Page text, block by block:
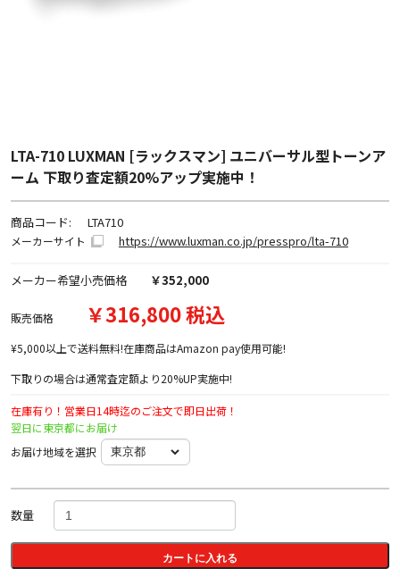
LTA-710 LUXMAN [ラックスマン] ユニバーサル型トーンア
ーム 下取り査定額20%アップ実施中！
商品コード: LTA710
メーカーサイト https://www.luxman.co.jp/presspro/lta-710
メーカー希望小売価格 ￥352,000
販売価格 ￥316,800 税込
¥5,000以上で送料無料!在庫商品はAmazon pay使用可能!
下取りの場合は通常査定額より20%UP実施中!
在庫有り！営業日14時迄のご注文で即日出荷！
翌日に東京都にお届け
お届け地域を選択
数量
カートに入れる